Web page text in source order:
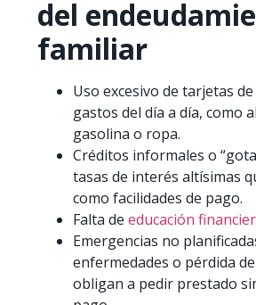
del
familiar
Uso excesivo de tarjetas
gastos del día a día, como
gasolina o ropa.
Créditos informales o
tasas de interés altísimas
como facilidades de pago.
Falta de educación
Emergencias no
enfermedades o pérdida
obligan a pedir prestado